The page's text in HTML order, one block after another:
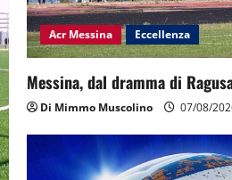
Acr Messina Eccellenza
Messina, dal dramma di
Di Mimmo Muscolino 07/08/